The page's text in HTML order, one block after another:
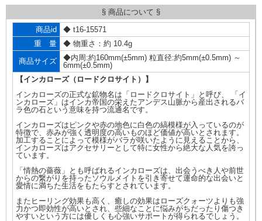
§ 商品について §
商品id
◆ t16-15571
重 量
◆ 物重さ：約 10.4g
商品サイズ
◆内周:約160mm(±5mm) 粒直径:約5mm(±0.5mm) ～
6mm(±0.5mm)
【インカローズ（ロードクロサイト）】
インカローズの正式な鉱物名は「ロードクロサイト」と呼び、 「イ
ンカローズ」はインカ帝国の栄えたアンデス山脈から産出されるバ
ラ色の石という意味を持つ流通名です。
インカローズはピンクや赤の地色に白色の縞模様が入っているのが
特徴で、赤みが強く透明度の高いものほど価値が高いとされます。
加工することによって模様がバラが咲いたように見えることから、
インカローズはアクセサリーとして特に女性から絶大な人気を誇っ
ています。
「情熱の薔薇」とも呼ばれるインカローズは、出会うべき人や前世
からの繋がりを持ったソウルメイトを引き寄せて運命的な出会いと
愛情に満ちた生活をもたらすとされています。
またヒーリング効果も高く、癒しの効果はローズクォーツよりも強
力かつ即効性が高いとされ、些細なことに悩みがちだったり傷つき
やすいという方には優しくも心強いサポートが得られるでしょう。